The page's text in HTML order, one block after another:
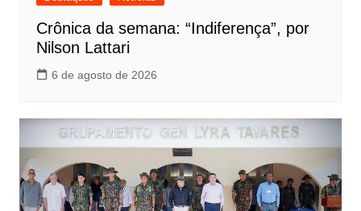
Crônica da semana: “Indiferença”, por
Nilson Lattari
6 de agosto de 2026